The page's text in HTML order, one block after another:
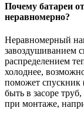
Почему батареи
неравномерно?
Неравномерный
завоздушиванием
распределением
холоднее,
поможет спускник
быть в засоре
при монтаже,